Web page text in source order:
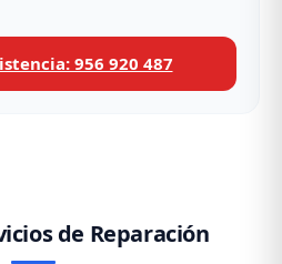
956 920 487
de Reparación